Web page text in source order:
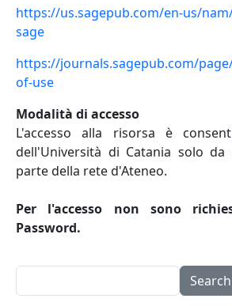
https://us.sagepub.com/en-us/
sage
https://journals.sagepub.com/
of-use
Modalità di accesso
L'accesso alla risorsa è
dell'Università di Catania solo da
parte della rete d'Ateneo.
Per l'accesso non sono
Password.